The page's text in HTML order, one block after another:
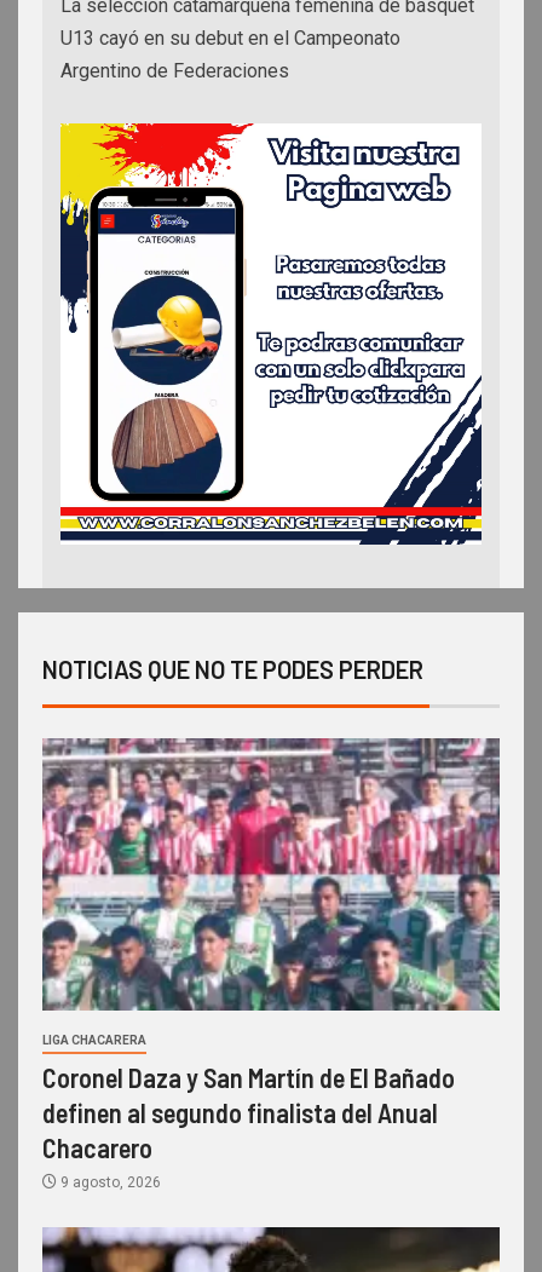
La selección catamarqueña femenina de básquet
U13 cayó en su debut en el Campeonato
Argentino de Federaciones
NOTICIAS QUE NO TE PODES PERDER
LIGA CHACARERA
Coronel Daza y San Martín de El Bañado
definen al segundo finalista del Anual
Chacarero
9 agosto, 2026